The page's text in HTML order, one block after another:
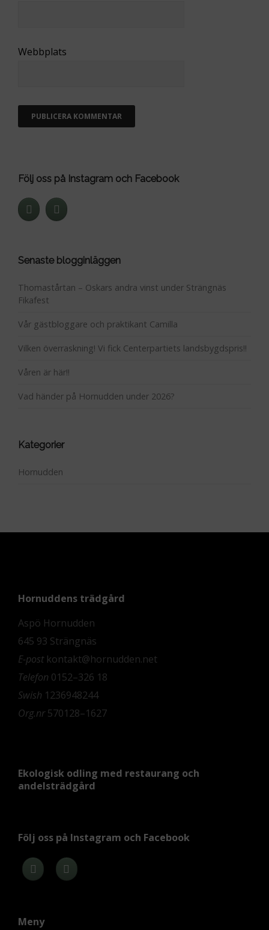
Webbplats
Följ oss på Instagram och Facebook
Senaste blogginläggen
Thomastårtan – Oskars andra vinst under Strängnäs
Fikafest
Vår gästbloggare och praktikant Camilla
Vilken överraskning! Vi fick Centerpartiets landsbygdspris!!
Våren är här!!
Vad händer på Hornudden under 2026?
Kategorier
Hornudden
Hornuddens trädgård
Aspö Hornudden
645 93 Strängnäs
E-postkontakt@hornudden.net
Telefon 0152–326 18
Swish 1236948244
Org.nr570128–1627
Ekologisk odling med restaurang och
andelsträdgård
Följ oss på Instagram och Facebook
Meny